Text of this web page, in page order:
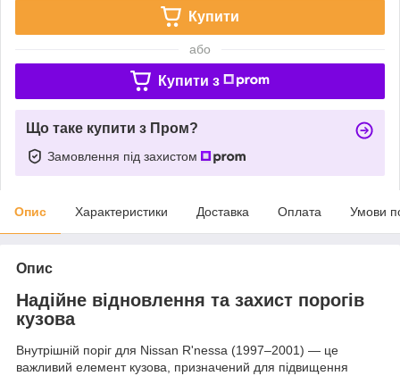
Купити
або
Купити з
Що таке купити з Пром?
Замовлення під захистом
Опис Характеристики Доставка Оплата Умови
Опис
Надійне відновлення та захист порогів
кузова
Внутрішній поріг для Nissan R'nessa (1997–2001) — це
важливий елемент кузова, призначений для підвищення